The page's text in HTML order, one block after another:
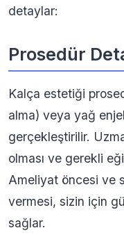
detaylar:
Prosedür
Kalça estetiği
alma) veya yağ
gerçekleştirilir.
olması ve gerekli
Ameliyat öncesi ve
vermesi, sizin için
sağlar.